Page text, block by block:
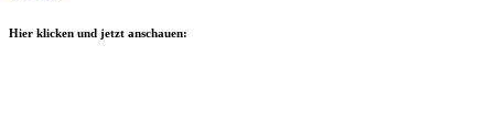
Hier klicken und jetzt anschauen: